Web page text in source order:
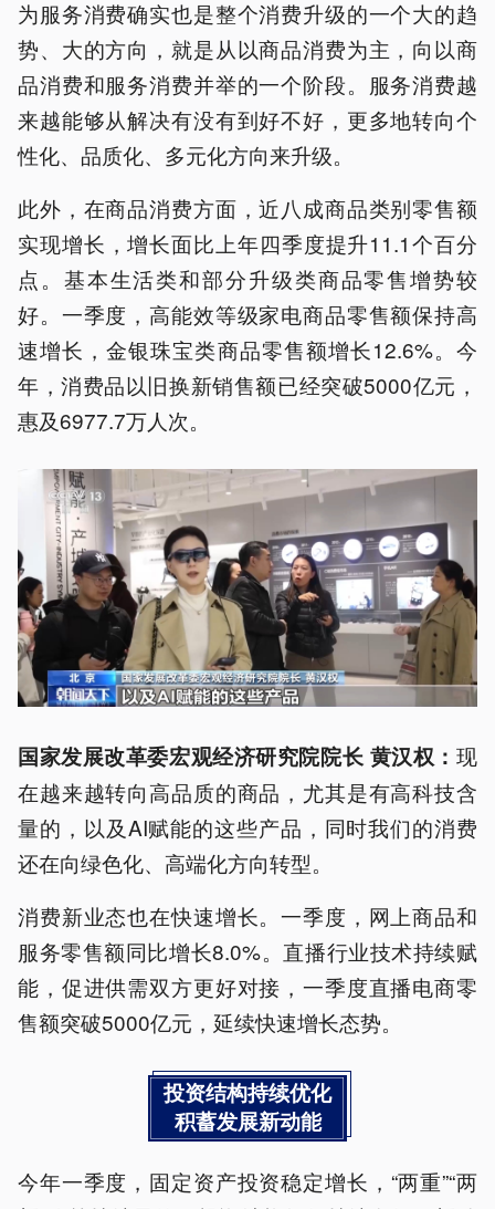
为服务消费确实也是整个消费升级的一个大的趋
势、大的方向，就是从以商品消费为主，向以商
品消费和服务消费并举的一个阶段。服务消费越
来越能够从解决有没有到好不好，更多地转向个
性化、品质化、多元化方向来升级。
此外，在商品消费方面，近八成商品类别零售额
实现增长，增长面比上年四季度提升11.1个百分
点。基本生活类和部分升级类商品零售增势较
好。一季度，高能效等级家电商品零售额保持高
速增长，金银珠宝类商品零售额增长12.6%。今
年，消费品以旧换新销售额已经突破5000亿元，
惠及6977.7万人次。
国家发展改革委宏观经济研究院院长 黄汉权： 现
在越来越转向高品质的商品，尤其是有高科技含
量的，以及AI赋能的这些产品，同时我们的消费
还在向绿色化、高端化方向转型。
消费新业态也在快速增长。一季度，网上商品和
服务零售额同比增长8.0%。直播行业技术持续赋
能，促进供需双方更好对接，一季度直播电商零
售额突破5000亿元，延续快速增长态势。
投资结构持续优化
积蓄发展新动能
今年一季度，固定资产投资稳定增长，“两重”“两